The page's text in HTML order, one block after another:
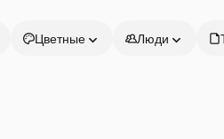
Цветные Люди